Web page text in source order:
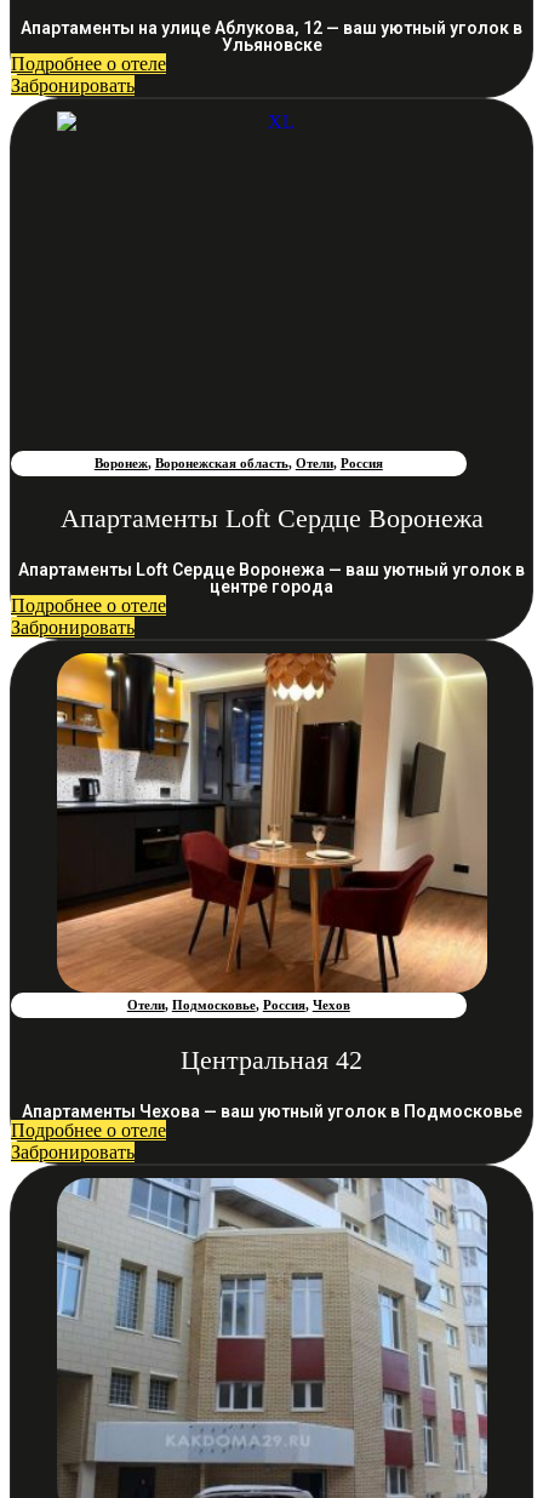
Апартаменты на улице Аблукова, 12 — ваш уютный уголок в
Ульяновске
Подробнее о отеле
Забронировать
Воронеж, Воронежская область, Отели, Россия
Апартаменты Loft Сердце Воронежа
Апартаменты Loft Сердце Воронежа — ваш уютный уголок в
центре города
Подробнее о отеле
Забронировать
Отели, Подмосковье, Россия, Чехов
Центральная 42
Апартаменты Чехова — ваш уютный уголок в Подмосковье
Подробнее о отеле
Забронировать